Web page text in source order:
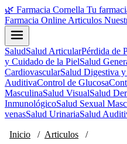
🌿 Farmacia Cornella Tu
Farmacia Online Articulos
SaludSalud ArticularPérdida de
y Cuidado de la PielSalud
CardiovascularSalud Digestiva
AuditivaControl de Glucosa
MasculinaSalud VisualSalud
InmunológicoSalud Sexual
venasSalud UrinariaSalud
Inicio / Articulos /